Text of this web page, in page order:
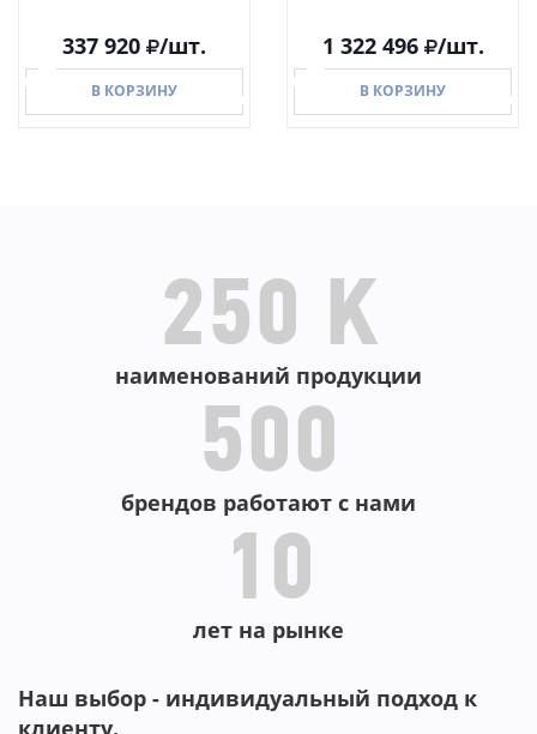
337 920 /шт.
В КОРЗИНУ
1 322 496 /шт.
В КОРЗИНУ
250 K
наименований продукции
500
брендов работают с нами
10
лет на рынке
Наш выбор - индивидуальный подход к
клиенту.